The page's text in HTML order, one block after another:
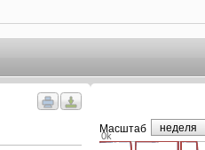
Маcштаб
0k
неделя